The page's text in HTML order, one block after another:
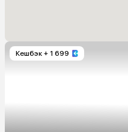
Кешбэк + 1 699